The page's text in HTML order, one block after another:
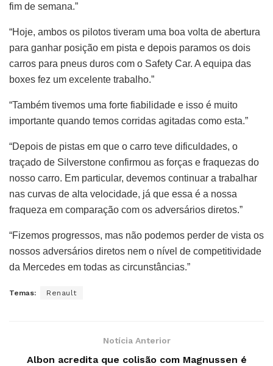
fim de semana.”
“Hoje, ambos os pilotos tiveram uma boa volta de abertura
para ganhar posição em pista e depois paramos os dois
carros para pneus duros com o Safety Car. A equipa das
boxes fez um excelente trabalho.”
“Também tivemos uma forte fiabilidade e isso é muito
importante quando temos corridas agitadas como esta.”
“Depois de pistas em que o carro teve dificuldades, o
traçado de Silverstone confirmou as forças e fraquezas do
nosso carro. Em particular, devemos continuar a trabalhar
nas curvas de alta velocidade, já que essa é a nossa
fraqueza em comparação com os adversários diretos.”
“Fizemos progressos, mas não podemos perder de vista os
nossos adversários diretos nem o nível de competitividade
da Mercedes em todas as circunstâncias.”
Temas: Renault
Notícia Anterior
Albon acredita que colisão com Magnussen é